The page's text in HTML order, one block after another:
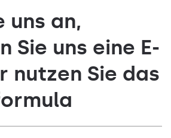
uns an,
Sie uns eine E-
nutzen Sie das